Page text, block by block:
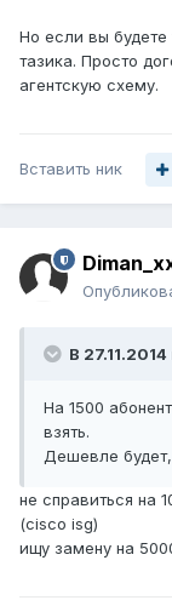
Но если вы
тазика. Просто
агентскую схему.
Вставить ник
В
На 1500
взять.
Дешевле будет,
не справиться на
(cisco isg)
ищу замену на